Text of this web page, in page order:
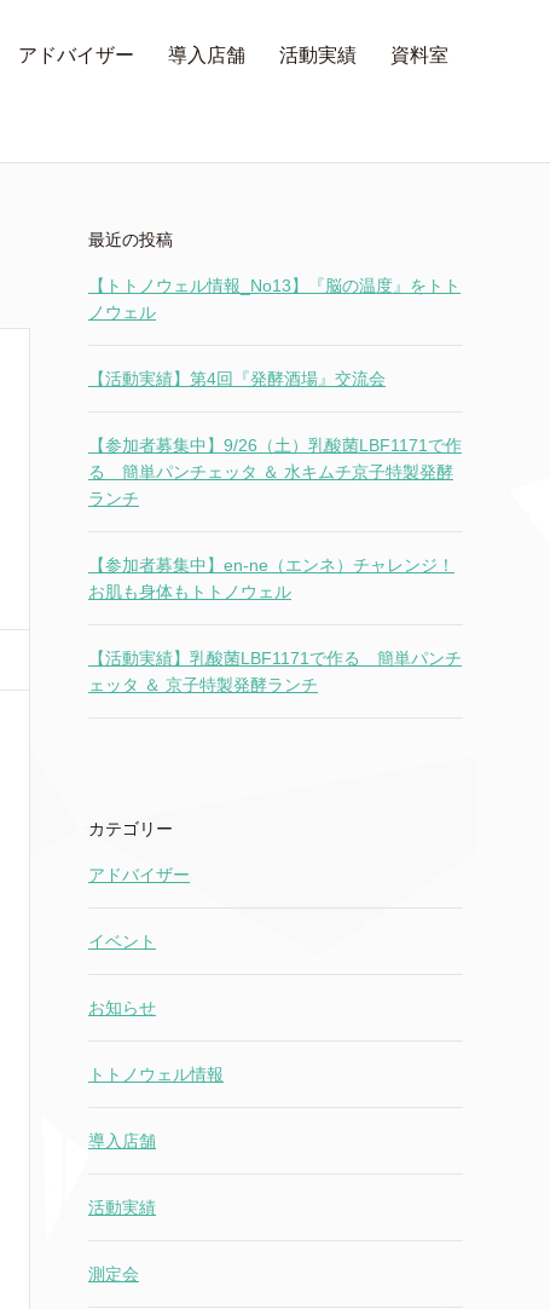
アドバイザー 導入店舗 活動実績 資料室
最近の投稿
【トトノウェル情報_No13】『脳の温度』をトト
ノウェル
【活動実績】第4回『発酵酒場』交流会
【参加者募集中】9/26（土）乳酸菌LBF1171で作
る 簡単パンチェッタ ＆ 水キムチ京子特製発酵
ランチ
【参加者募集中】en-ne（エンネ）チャレンジ！
お肌も身体もトトノウェル
【活動実績】乳酸菌LBF1171で作る 簡単パンチ
ェッタ ＆ 京子特製発酵ランチ
カテゴリー
アドバイザー
イベント
お知らせ
トトノウェル情報
導入店舗
活動実績
測定会